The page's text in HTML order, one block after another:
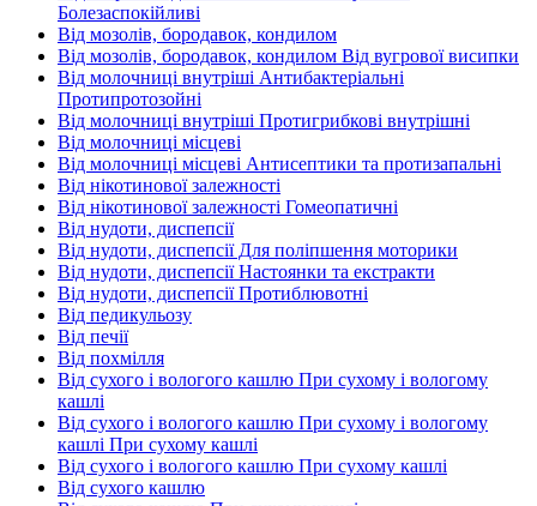
Болезаспокійливі
Від мозолів, бородавок, кондилом
Від мозолів, бородавок, кондилом Від вугрової висипки
Від молочниці внутріші Антибактеріальні
Протипротозойні
Від молочниці внутріші Протигрибкові внутрішні
Від молочниці місцеві
Від молочниці місцеві Антисептики та протизапальні
Від нікотинової залежності
Від нікотинової залежності Гомеопатичні
Від нудоти, диспепсії
Від нудоти, диспепсії Для поліпшення моторики
Від нудоти, диспепсії Настоянки та екстракти
Від нудоти, диспепсії Протиблювотні
Від педикульозу
Від печії
Від похмілля
Від сухого і вологого кашлю При сухому і вологому
кашлі
Від сухого і вологого кашлю При сухому і вологому
кашлі При сухому кашлі
Від сухого і вологого кашлю При сухому кашлі
Від сухого кашлю